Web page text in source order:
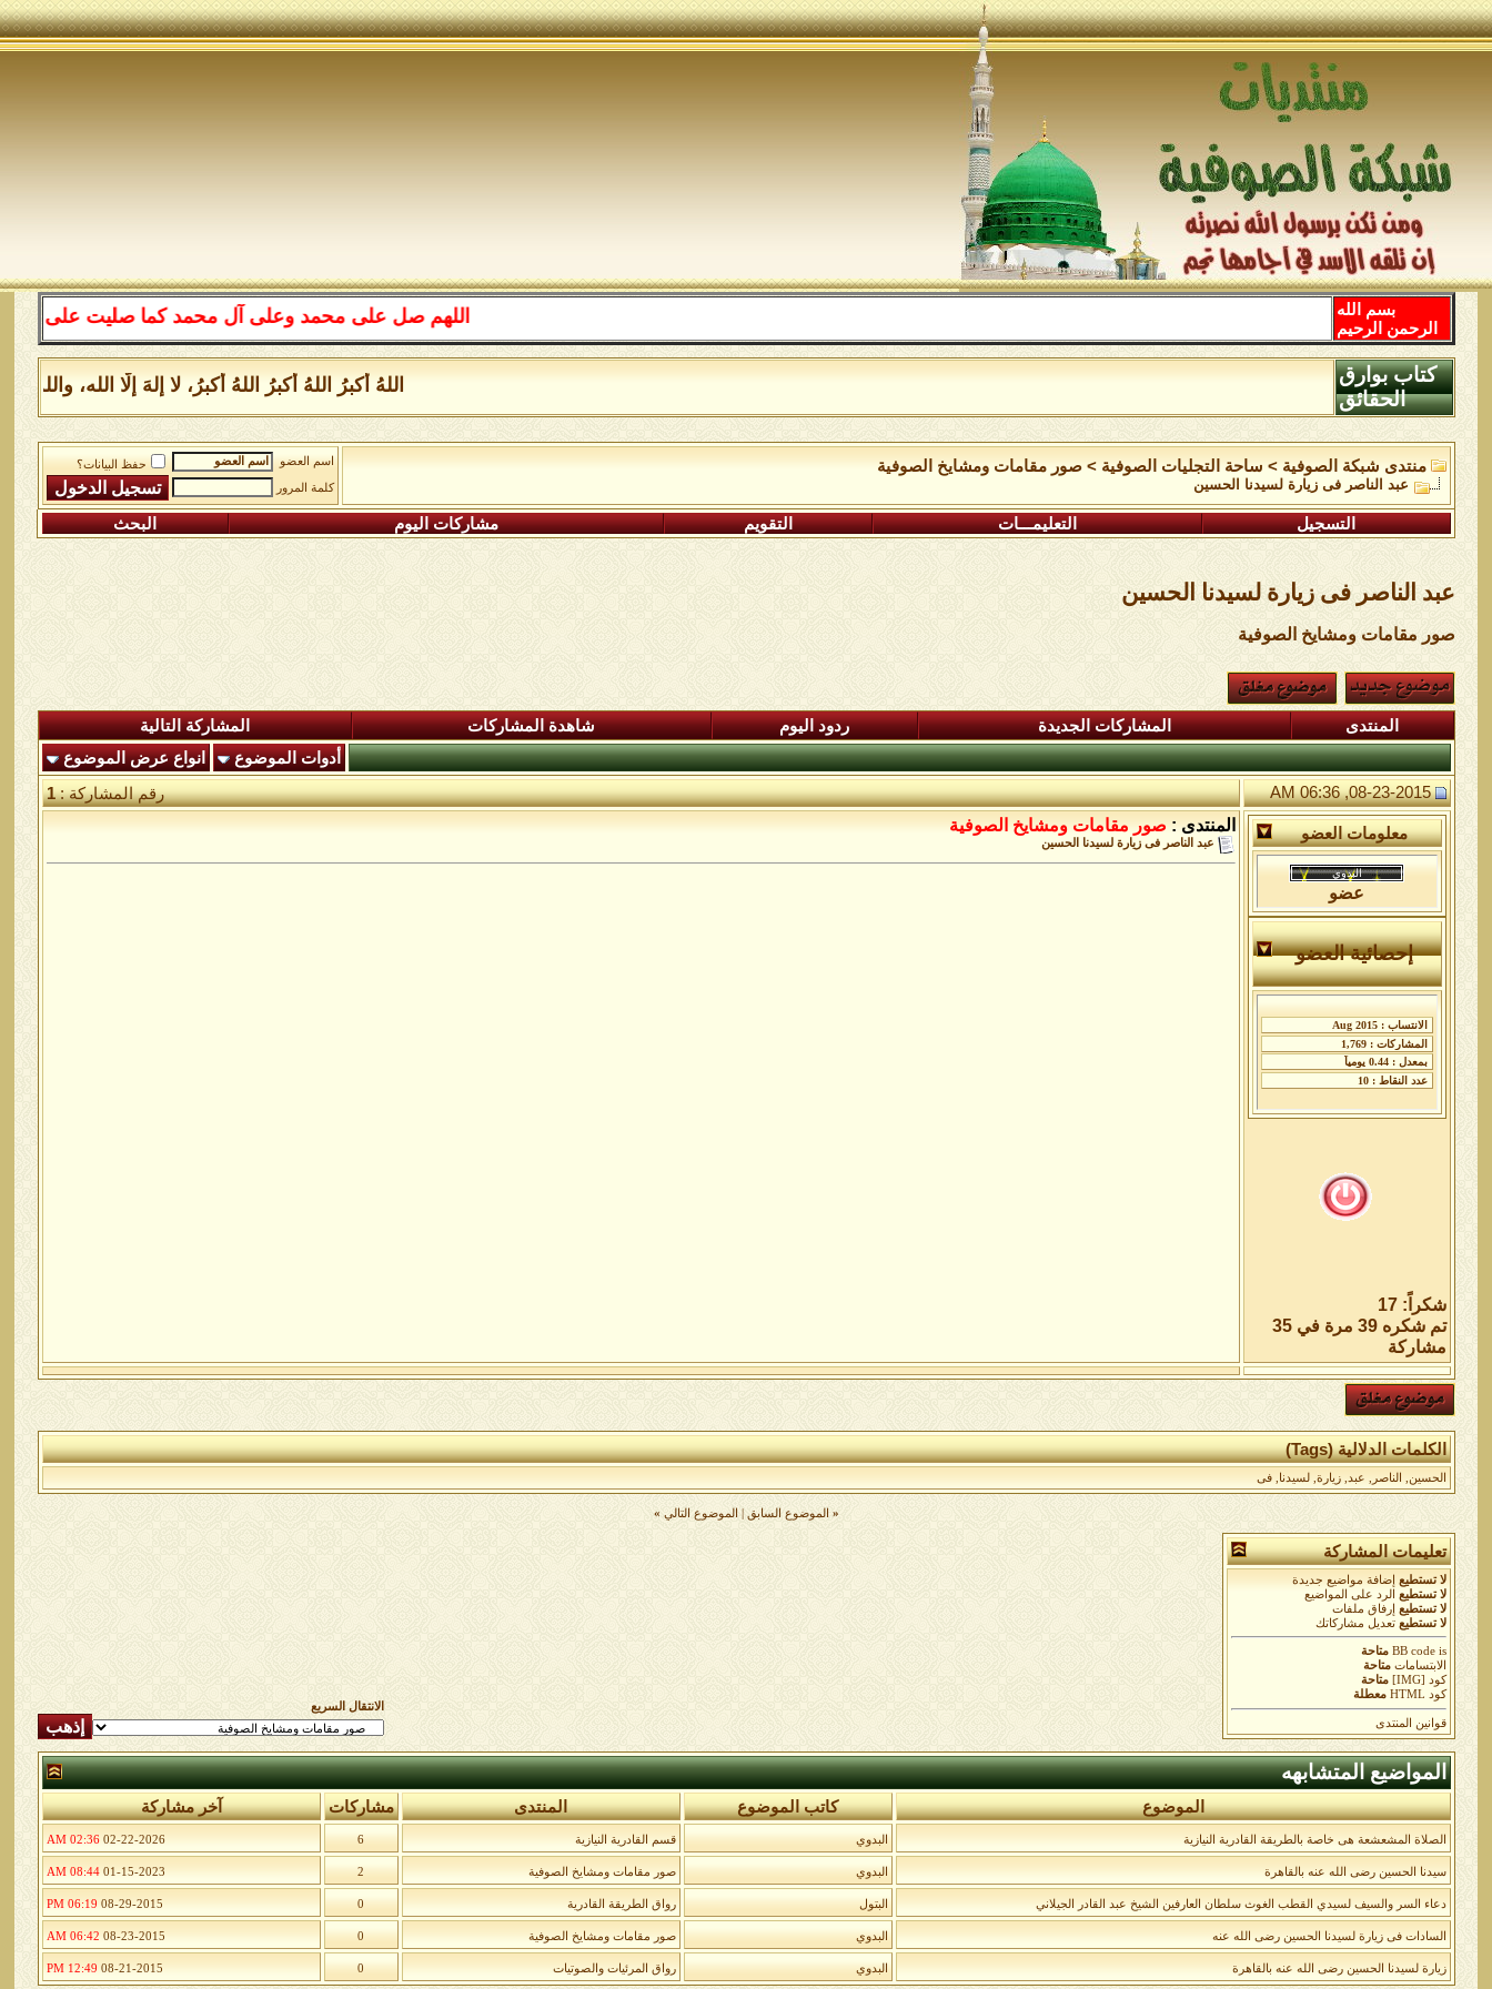
اللهم صل على محمد وعلى آل محمد كما صليت على إبراهيم
بسم الله
الرحمن الرحيم
اللهُ أكبرُ اللهُ أكبرُ اللهُ أكبرُ، لا إلهَ إلَّا الله،
كتاب بوارق
الحقائق
منتدى شبكة الصوفية > ساحة التجليات الصوفية >صور مقامات ومشايخ الصوفية
عبد الناصر فى زيارة لسيدنا الحسين
اسم العضو
حفظ البيانات؟
كلمة المرور
التسجيل التعليمـــات التقويم مشاركات اليوم البحث
عبد الناصر فى زيارة لسيدنا الحسين
صور مقامات ومشايخ الصوفية
المنتدى المشاركات الجديدة ردود اليوم شاهدة المشاركات
المشاركة التالية
أدوات الموضوع
انواع عرض الموضوع
08-23-2015, 06:36 AM
رقم المشاركة :1
معلومات العضو
عضو
إحصائية العضو
شكراً: 17
تم شكره 39 مرة في 35
مشاركة
المنتدى : صور مقامات ومشايخ الصوفية
عبد الناصر فى زيارة لسيدنا الحسين
الكلمات الدلالية (Tags)
الحسين الناصر عبد ,زيارة ,لسيدنا ,فى
« الموضوع السابق الموضوع التالي »
تعليمات المشاركة
لا تستطيع
إضافة مواضيع جديدة
لا تستطيع
الرد على المواضيع
لا تستطيع
إرفاق ملفات
لا تستطيع تعديل مشاركاتك
BB codeis
متاحة
الابتسامات متاحة
كود [IMG]
متاحة
كود HTML
معطلة
قوانين المنتدى
الانتقال السريع
المواضيع المتشابهه
الموضوع كاتب الموضوع المنتدى مشاركات آخر مشاركة
الصلاة المشعشعة هى خاصة بالطريقة القادرية النيازية البدوي قسم القادرية النيازية 6
02-22-2026
02:36 AM
سيدنا الحسين رضى الله عنه بالقاهرة البدوي صور مقامات ومشايخ الصوفية 2
01-15-2023
08:44 AM
دعاء السر والسيف لسيدي القطب الغوث سلطان العارفين الشيخ عبد القادر الجيلاني البتول رواق الطريقة القادرية 0
08-29-2015
06:19 PM
السادات فى زيارة لسيدنا الحسين رضى الله عنه البدوي صور مقامات ومشايخ الصوفية 0
08-23-2015
06:42 AM
زيارة لسيدنا الحسين رضى الله عنه بالقاهرة البدوي رواق المرئيات والصوتيات 0
08-21-2015
12:49 PM